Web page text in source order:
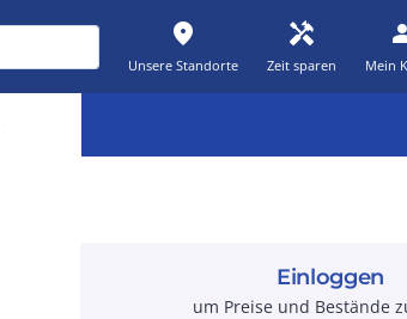
place
Unsere Standorte
handyman
Zeit sparen Mein
Einloggen
um Preise und Bestände